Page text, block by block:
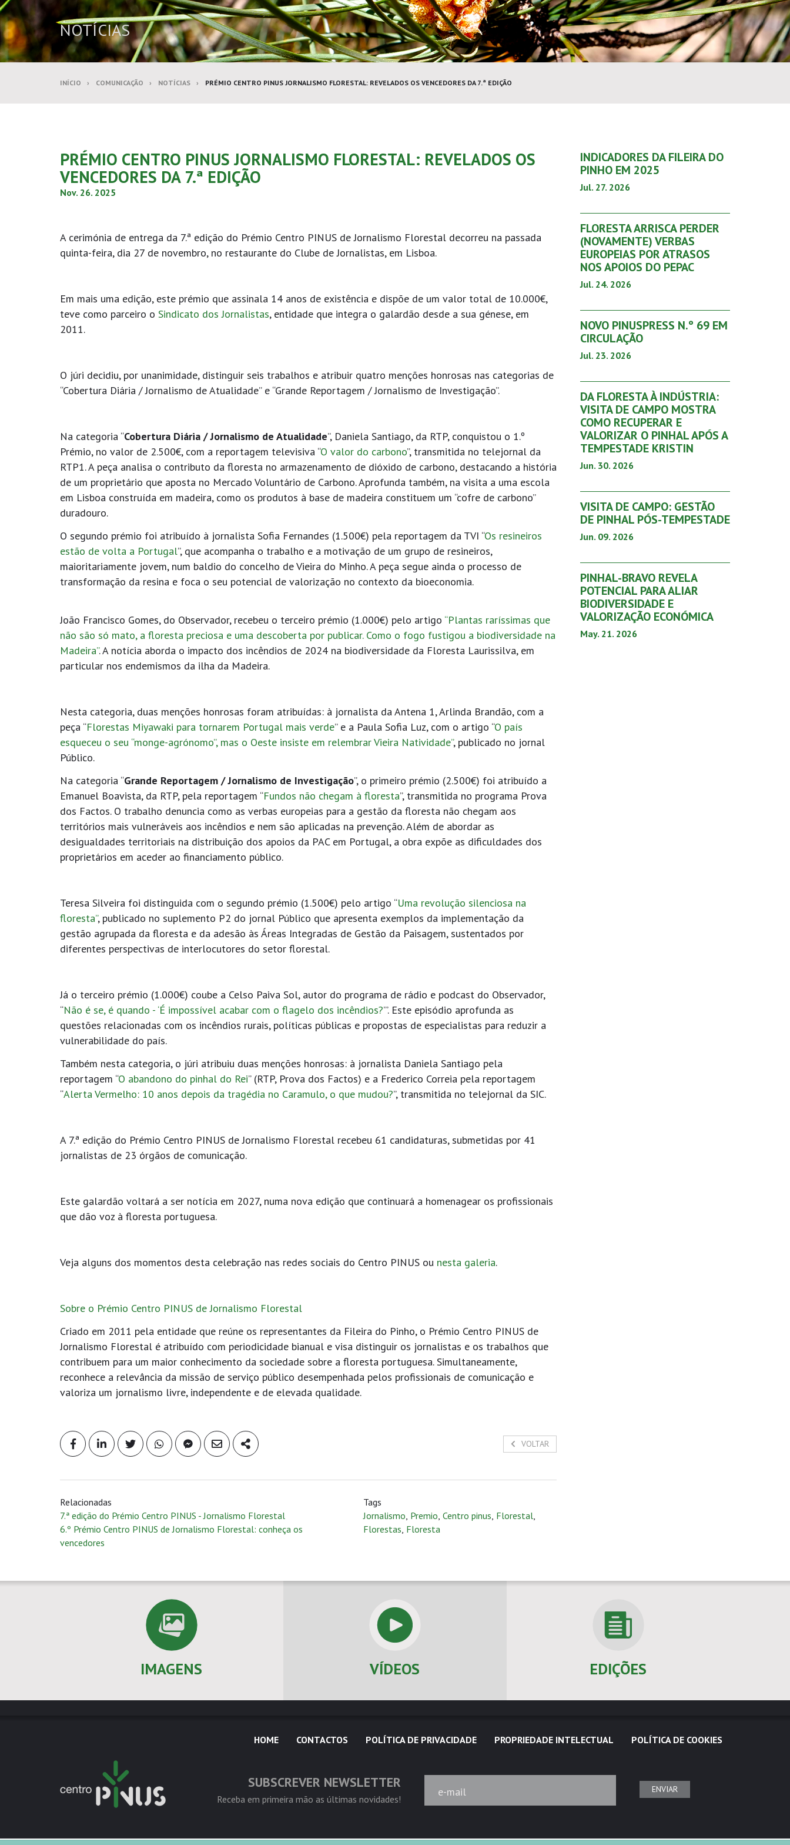
NOTÍCIAS
INÍCIO COMUNICAÇÃO NOTÍCIAS PRÉMIO CENTRO PINUS JORNALISMO FLORESTAL: REVELADOS OS VENCEDORES DA 7.ª EDIÇÃO
PRÉMIO CENTRO PINUS JORNALISMO FLORESTAL: REVELADOS OS
VENCEDORES DA 7.ª EDIÇÃO
Nov. 26. 2025
A cerimónia de entrega da 7.ª edição do Prémio Centro PINUS de Jornalismo Florestal decorreu na passada
quinta-feira, dia 27 de novembro, no restaurante do Clube de Jornalistas, em Lisboa.
Em mais uma edição, este prémio que assinala 14 anos de existência e dispõe de um valor total de 10.000€,
teve como parceiro o Sindicato dos Jornalistas, entidade que integra o galardão desde a sua génese, em
2011.
O júri decidiu, por unanimidade, distinguir seis trabalhos e atribuir quatro menções honrosas nas categorias de
“Cobertura Diária / Jornalismo de Atualidade” e “Grande Reportagem / Jornalismo de Investigação”.
Na categoria “Cobertura Diária / Jornalismo de Atualidade”, Daniela Santiago, da RTP, conquistou o 1.º
Prémio, no valor de 2.500€, com a reportagem televisiva “O valor do carbono”, transmitida no telejornal da
RTP1. A peça analisa o contributo da floresta no armazenamento de dióxido de carbono, destacando a história
de um proprietário que aposta no Mercado Voluntário de Carbono. Aprofunda também, na visita a uma escola
em Lisboa construída em madeira, como os produtos à base de madeira constituem um “cofre de carbono”
duradouro.
O segundo prémio foi atribuído à jornalista Sofia Fernandes (1.500€) pela reportagem da TVI “Os resineiros
estão de volta a Portugal”, que acompanha o trabalho e a motivação de um grupo de resineiros,
maioritariamente jovem, num baldio do concelho de Vieira do Minho. A peça segue ainda o processo de
transformação da resina e foca o seu potencial de valorização no contexto da bioeconomia.
João Francisco Gomes, do Observador, recebeu o terceiro prémio (1.000€) pelo artigo “Plantas raríssimas que
não são só mato, a floresta preciosa e uma descoberta por publicar. Como o fogo fustigou a biodiversidade na
Madeira”. A notícia aborda o impacto dos incêndios de 2024 na biodiversidade da Floresta Laurissilva, em
particular nos endemismos da ilha da Madeira.
Nesta categoria, duas menções honrosas foram atribuídas: à jornalista da Antena 1, Arlinda Brandão, com a
peça “Florestas Miyawaki para tornarem Portugal mais verde” e a Paula Sofia Luz, com o artigo “O país
esqueceu o seu “monge-agrónomo”, mas o Oeste insiste em relembrar Vieira Natividade”, publicado no jornal
Público.
Na categoria “Grande Reportagem / Jornalismo de Investigação”, o primeiro prémio (2.500€) foi atribuído a
Emanuel Boavista, da RTP, pela reportagem “Fundos não chegam à floresta”, transmitida no programa Prova
dos Factos. O trabalho denuncia como as verbas europeias para a gestão da floresta não chegam aos
territórios mais vulneráveis aos incêndios e nem são aplicadas na prevenção. Além de abordar as
desigualdades territoriais na distribuição dos apoios da PAC em Portugal, a obra expõe as dificuldades dos
proprietários em aceder ao financiamento público.
Teresa Silveira foi distinguida com o segundo prémio (1.500€) pelo artigo “Uma revolução silenciosa na
floresta”, publicado no suplemento P2 do jornal Público que apresenta exemplos da implementação da
gestão agrupada da floresta e da adesão às Áreas Integradas de Gestão da Paisagem, sustentados por
diferentes perspectivas de interlocutores do setor florestal.
Já o terceiro prémio (1.000€) coube a Celso Paiva Sol, autor do programa de rádio e podcast do Observador,
“Não é se, é quando - ‘É impossível acabar com o flagelo dos incêndios?’”. Este episódio aprofunda as
questões relacionadas com os incêndios rurais, políticas públicas e propostas de especialistas para reduzir a
vulnerabilidade do país.
Também nesta categoria, o júri atribuiu duas menções honrosas: à jornalista Daniela Santiago pela
reportagem “O abandono do pinhal do Rei” (RTP, Prova dos Factos) e a Frederico Correia pela reportagem
“Alerta Vermelho: 10 anos depois da tragédia no Caramulo, o que mudou?”, transmitida no telejornal da SIC.
A 7.ª edição do Prémio Centro PINUS de Jornalismo Florestal recebeu 61 candidaturas, submetidas por 41
jornalistas de 23 órgãos de comunicação.
Este galardão voltará a ser notícia em 2027, numa nova edição que continuará a homenagear os profissionais
que dão voz à floresta portuguesa.
Veja alguns dos momentos desta celebração nas redes sociais do Centro PINUS ou nesta galeria.
Sobre o Prémio Centro PINUS de Jornalismo Florestal
Criado em 2011 pela entidade que reúne os representantes da Fileira do Pinho, o Prémio Centro PINUS de
Jornalismo Florestal é atribuído com periodicidade bianual e visa distinguir os jornalistas e os trabalhos que
contribuem para um maior conhecimento da sociedade sobre a floresta portuguesa. Simultaneamente,
reconhece a relevância da missão de serviço público desempenhada pelos profissionais de comunicação e
valoriza um jornalismo livre, independente e de elevada qualidade.
VOLTAR
Relacionadas
7.ª edição do Prémio Centro PINUS - Jornalismo Florestal
6.º Prémio Centro PINUS de Jornalismo Florestal: conheça os
vencedores
Tags
Jornalismo, Premio, Centro pinus, Florestal,
Florestas, Floresta
INDICADORES DA FILEIRA DO
PINHO EM 2025
Jul. 27. 2026
FLORESTA ARRISCA PERDER
(NOVAMENTE) VERBAS
EUROPEIAS POR ATRASOS
NOS APOIOS DO PEPAC
Jul. 24. 2026
NOVO PINUSPRESS N.º 69 EM
CIRCULAÇÃO
Jul. 23. 2026
DA FLORESTA À INDÚSTRIA:
VISITA DE CAMPO MOSTRA
COMO RECUPERAR E
VALORIZAR O PINHAL APÓS A
TEMPESTADE KRISTIN
Jun. 30. 2026
VISITA DE CAMPO: GESTÃO
DE PINHAL PÓS-TEMPESTADE
Jun. 09. 2026
PINHAL-BRAVO REVELA
POTENCIAL PARA ALIAR
BIODIVERSIDADE E
VALORIZAÇÃO ECONÓMICA
May. 21. 2026
IMAGENS VÍDEOS EDIÇÕES
HOME CONTACTOS POLÍTICA DE PRIVACIDADE PROPRIEDADE INTELECTUAL POLÍTICA DE COOKIES
SUBSCREVER NEWSLETTER
Receba em primeira mão as últimas novidades!
e-mail ENVIAR